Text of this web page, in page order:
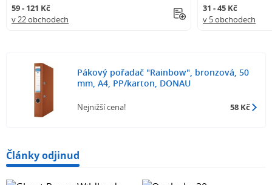
59 - 121 Kč
v 22 obchodech
31 - 45 Kč
v 5 obchodech
Pákový pořadač "Rainbow", bronzová, 50
mm, A4, PP/karton, DONAU
Nejnižší cena! 58 Kč
Články odjinud